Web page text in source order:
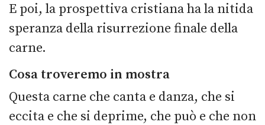
E poi, la prospettiva cristiana ha la nitida
speranza della risurrezione finale della
carne.
Cosa troveremo in mostra
Questa carne che canta e danza, che si
eccita e che si deprime, che può e che non